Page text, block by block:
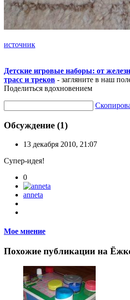
источник
Детские игровые наборы: от
трасс и треков - загляните в наш
Поделиться вдохновением
Обсуждение (1)
13 декабря 2010, 21:07
Супер-идея!
0
anneta
Мое мнение
Похожие публикации на